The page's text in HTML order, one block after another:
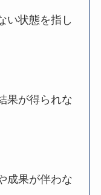
い状態を指し
果が得られな
成果が伴わな